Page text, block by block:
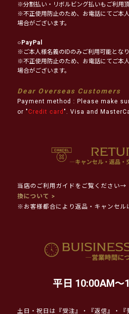
※分割払い・リボルビング払いもご利用頂
※不正使用防止のため、お電話にてご本
場合がございます。
○PayPal
※ご本人様名義のIDのみご利用可能となり
※不正使用防止のため、お電話にてご本
場合がございます。
Dear Overseas Customers
Payment method : Please make
or " Credit card ". Visa and
当店のご利用ガイドをご覧ください→
換について >
※お客様都合により返品・キャンセル
平日 10:00AM～
土日・祝日は『受注』・『返信』・『